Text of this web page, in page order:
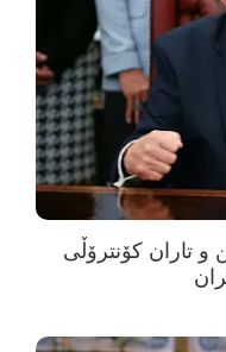
و تاران کۆنترۆڵی